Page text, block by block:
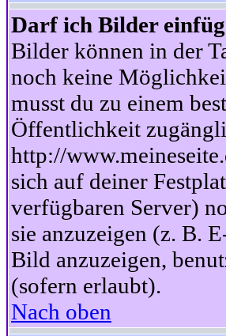
Darf ich Bilder
Bilder können in der
noch keine
musst du zu einem
Öffentlichkeit
http://
sich auf deiner
verfügbaren Server)
sie anzuzeigen (z. B.
Bild anzuzeigen,
(sofern erlaubt).
Nach oben